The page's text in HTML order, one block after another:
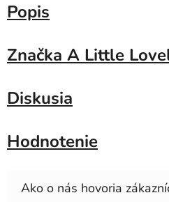
Popis
Značka A Little
Diskusia
Hodnotenie